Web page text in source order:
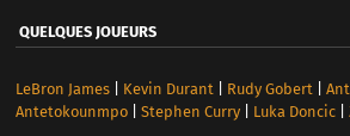
QUELQUES JOUEURS
LeBron James| Kevin Durant| Rudy Gobert|
Antetokounmpo| Stephen Curry| Luka Doncic|